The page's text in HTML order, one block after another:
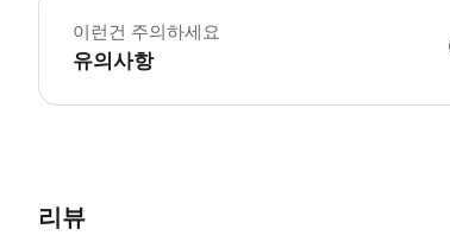
이런건 주의하세요
유의사항
리뷰